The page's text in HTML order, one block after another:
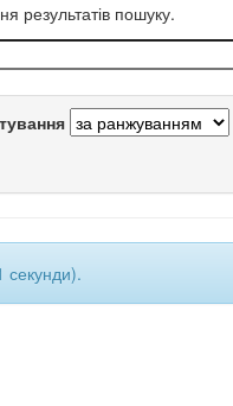
результатів пошуку.
секунди).